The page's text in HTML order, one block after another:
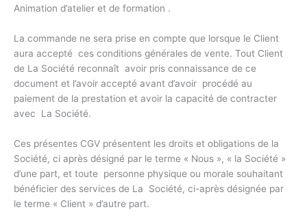
Animation d’atelier et de formation .
La commande ne sera prise en compte que lorsque le Client
aura accepté ces conditions générales de vente. Tout Client
de La Société reconnaît avoir pris connaissance de ce
document et l’avoir accepté avant d’avoir procédé au
paiement de la prestation et avoir la capacité de contracter
avec La Société.
Ces présentes CGV présentent les droits et obligations de la
Société, ci après désigné par le terme « Nous », « la Société »
d’une part, et toute personne physique ou morale souhaitant
bénéficier des services de La Société, ci-après désignée par
le terme « Client » d’autre part.